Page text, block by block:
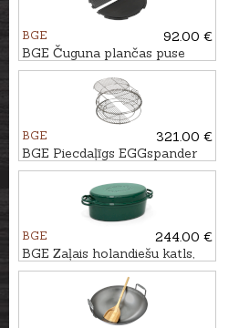
BGE
92.00 €
BGE Čuguna plančas puse
priekš Large grila
BGE
321.00 €
BGE Piecdaļīgs EGGspander
komplekts priekš Large grila
BGE
244.00 €
BGE Zaļais holandiešu katls,
5,2L